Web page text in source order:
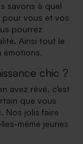
savons à quel
pour vous et vos
pourrez
Ainsi tout le
émotions.
chic ?
avez rêvé, c’est
que vous
Nos jolis faire
même jeunes